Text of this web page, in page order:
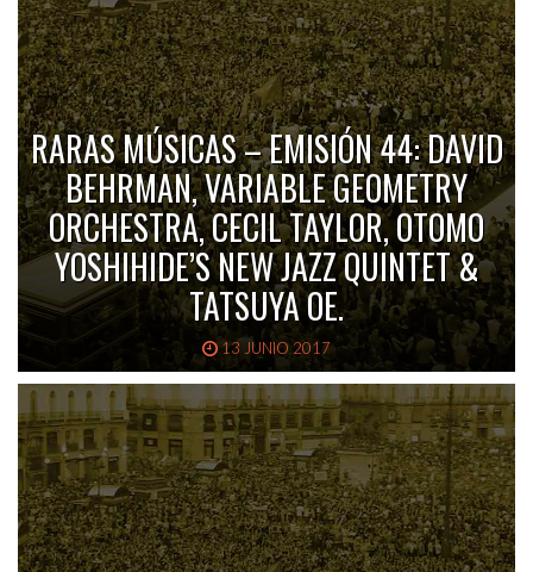
RARAS MÚSICAS – EMISIÓN 44: DAVID
BEHRMAN, VARIABLE GEOMETRY
ORCHESTRA, CECIL TAYLOR, OTOMO
YOSHIHIDE’S NEW JAZZ QUINTET &
TATSUYA OE.
13 JUNIO 2017